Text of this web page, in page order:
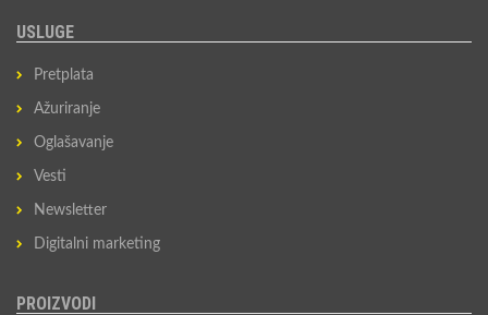
USLUGE
Pretplata
Ažuriranje
Oglašavanje
Vesti
Newsletter
Digitalni marketing
PROIZVODI